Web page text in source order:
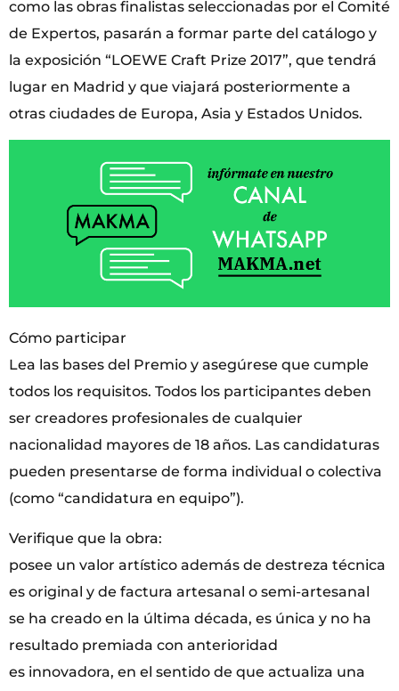
como las obras finalistas seleccionadas por el Comité
de Expertos, pasarán a formar parte del catálogo y
la exposición “LOEWE Craft Prize 2017”, que tendrá
lugar en Madrid y que viajará posteriormente a
otras ciudades de Europa, Asia y Estados Unidos.
Cómo participar
Lea las bases del Premio y asegúrese que cumple
todos los requisitos. Todos los participantes deben
ser creadores profesionales de cualquier
nacionalidad mayores de 18 años. Las candidaturas
pueden presentarse de forma individual o colectiva
(como “candidatura en equipo”).
Verifique que la obra:
posee un valor artístico además de destreza técnica
es original y de factura artesanal o semi-artesanal
se ha creado en la última década, es única y no ha
resultado premiada con anterioridad
es innovadora, en el sentido de que actualiza una